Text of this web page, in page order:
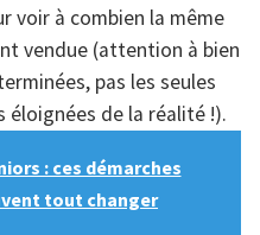
voir à combien la même
vendue (attention à bien
pas les seules
éloignées de la réalité !).
: ces démarches
tout changer